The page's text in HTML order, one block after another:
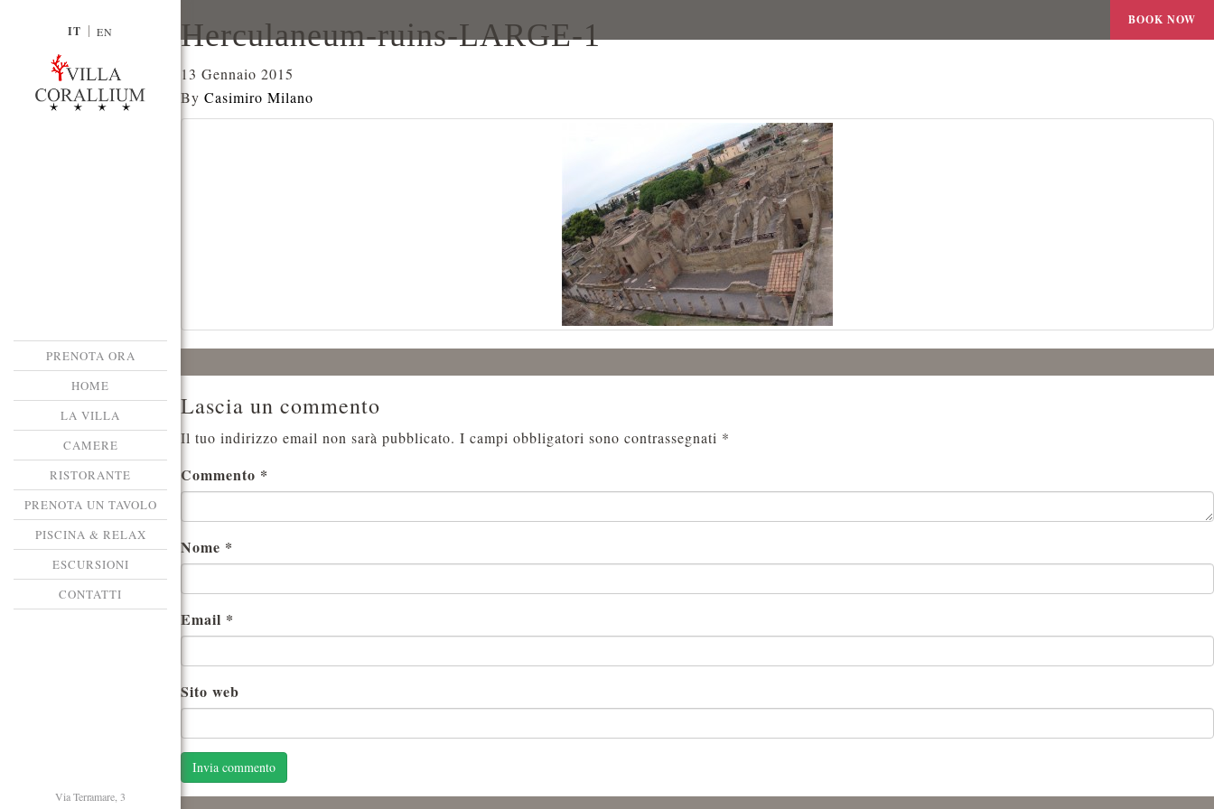
IT EN
PRENOTA ORA
HOME
LA VILLA
CAMERE
RISTORANTE
PRENOTA UN TAVOLO
PISCINA & RELAX
ESCURSIONI
CONTATTI
Via Terramare, 3
BOOK NOW
Herculaneum-ruins-LARGE-1
13 Gennaio 2015
By Casimiro Milano
Lascia un commento
Il tuo indirizzo email non sarà pubblicato. I campi obbligatori sono contrassegnati *
Commento *
Nome *
Email *
Sito web